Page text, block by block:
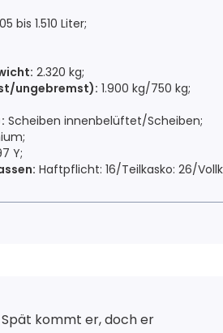
bis 1.510 Liter;
2.320 kg;
ungebremst): 1.900 kg/750 kg;
Scheiben innenbelüftet/Scheiben;
Y;
Haftpflicht: 16/Teilkasko: 26/
kommt er, doch er